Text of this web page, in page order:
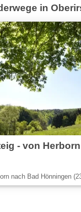
in
- von
nach Bad Hönningen